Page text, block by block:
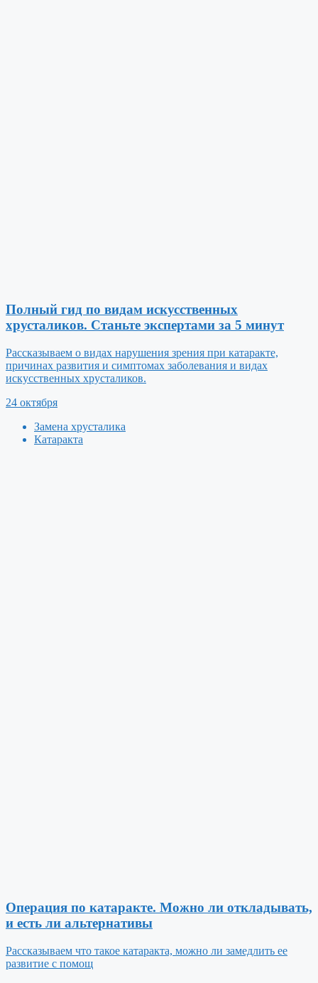
Полный гид по видам искусственных
хрусталиков. Станьте экспертами за 5 минут
Рассказываем о видах нарушения зрения при катаракте,
причинах развития и симптомах заболевания и видах
искусственных хрусталиков.
24 октября
Замена хрусталика
Катаракта
Операция по катаракте. Можно ли откладывать,
и есть ли альтернативы
Рассказываем что такое катаракта, можно ли замедлить ее
развитие с помощ